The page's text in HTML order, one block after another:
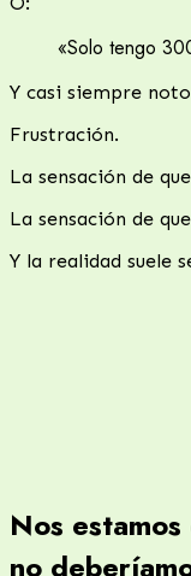
«Solo tengo
Y casi siempre
Frustración.
La sensación de
La sensación de
Y la realidad suele
Nos
no